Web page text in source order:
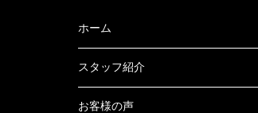
ホーム
スタッフ紹介
お客様の声